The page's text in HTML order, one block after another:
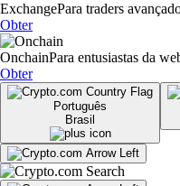
ExchangePara traders
Obter
OnchainPara entusiastas da
Obter
Português
Brasil